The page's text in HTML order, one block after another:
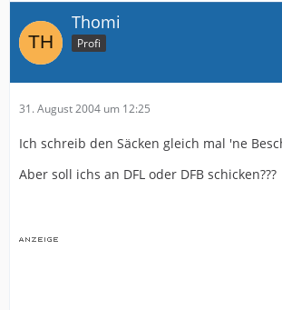
Thomi
Profi
31. August 2004 um 12:25
Ich schreib den Säcken gleich mal 'ne
Aber soll ichs an DFL oder DFB schicken???